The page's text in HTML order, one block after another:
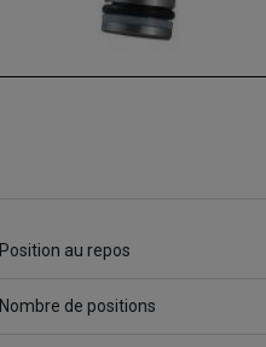
Position au repos
Nombre de positions